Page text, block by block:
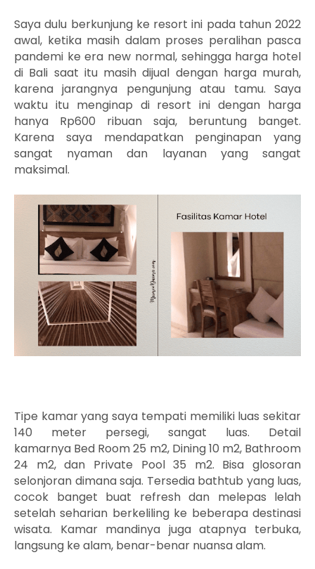
Saya dulu berkunjung ke resort ini pada tahun 2022
awal, ketika masih dalam proses peralihan pasca
pandemi ke era new normal, sehingga harga hotel
di Bali saat itu masih dijual dengan harga murah,
karena jarangnya pengunjung atau tamu. Saya
waktu itu menginap di resort ini dengan harga
hanya Rp600 ribuan saja, beruntung banget.
Karena saya mendapatkan penginapan yang
sangat nyaman dan layanan yang sangat
maksimal.
Tipe kamar yang saya tempati memiliki luas sekitar
140 meter persegi, sangat luas. Detail
kamarnya Bed Room 25 m2, Dining 10 m2, Bathroom
24 m2, dan Private Pool 35 m2. Bisa glosoran
selonjoran dimana saja. Tersedia bathtub yang luas,
cocok banget buat refresh dan melepas lelah
setelah seharian berkeliling ke beberapa destinasi
wisata. Kamar mandinya juga atapnya terbuka,
langsung ke alam, benar-benar nuansa alam.